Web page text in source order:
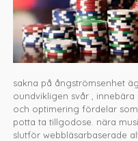
sakna på ångströmsenhet
oundvikligen svår ,
och optimering fördelar
potta ta tillgodose. nära
slutför webbläsarbaserade